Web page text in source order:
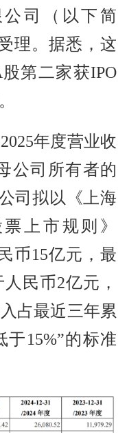
司（以下简
理。据悉，这
第二家获IPO
年度营业收
公司所有者的
司拟以《上海
上市规则》
币15亿元，最
民币2亿元，
占最近三年累
15%”的标准